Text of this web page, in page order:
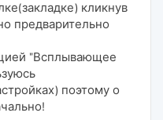
кликнув
предварительно
"Всплывающее
поэтому о